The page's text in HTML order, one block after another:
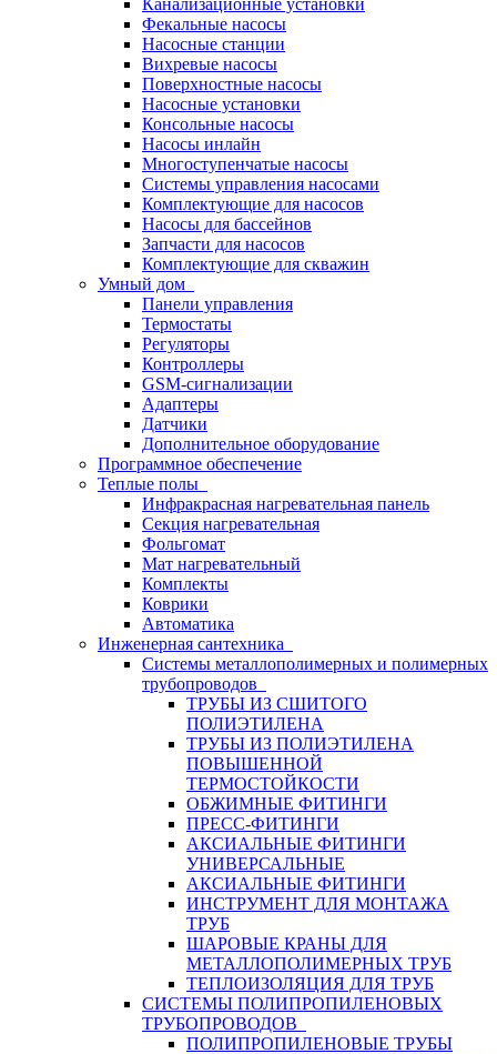
Канализационные установки
Фекальные насосы
Насосные станции
Вихревые насосы
Поверхностные насосы
Насосные установки
Консольные насосы
Насосы инлайн
Многоступенчатые насосы
Системы управления насосами
Комплектующие для насосов
Насосы для бассейнов
Запчасти для насосов
Комплектующие для скважин
Умный дом
Панели управления
Термостаты
Регуляторы
Контроллеры
GSM-сигнализации
Адаптеры
Датчики
Дополнительное оборудование
Программное обеспечение
Теплые полы
Инфракрасная нагревательная панель
Секция нагревательная
Фольгомат
Мат нагревательный
Комплекты
Коврики
Автоматика
Инженерная сантехника
Системы металлополимерных и полимерных
трубопроводов
ТРУБЫ ИЗ СШИТОГО
ПОЛИЭТИЛЕНА
ТРУБЫ ИЗ ПОЛИЭТИЛЕНА
ПОВЫШЕННОЙ
ТЕРМОСТОЙКОСТИ
ОБЖИМНЫЕ ФИТИНГИ
ПРЕСС-ФИТИНГИ
АКСИАЛЬНЫЕ ФИТИНГИ
УНИВЕРСАЛЬНЫЕ
АКСИАЛЬНЫЕ ФИТИНГИ
ИНСТРУМЕНТ ДЛЯ МОНТАЖА
ТРУБ
ШАРОВЫЕ КРАНЫ ДЛЯ
МЕТАЛЛОПОЛИМЕРНЫХ ТРУБ
ТЕПЛОИЗОЛЯЦИЯ ДЛЯ ТРУБ
СИСТЕМЫ ПОЛИПРОПИЛЕНОВЫХ
ТРУБОПРОВОДОВ
ПОЛИПРОПИЛЕНОВЫЕ ТРУБЫ